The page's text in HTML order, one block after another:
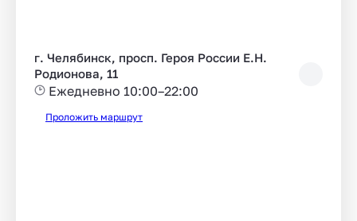
г. Челябинск, просп. Героя России Е.Н.
Родионова, 11
Ежедневно 10:00–22:00
Проложить маршрут